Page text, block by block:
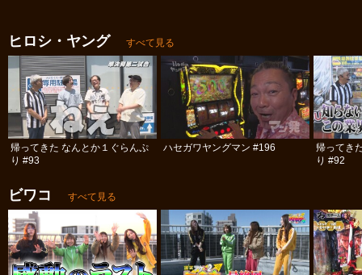
ヒロシ・ヤング すべて見る
帰ってきた なんとか１ぐらんぷ
り #93
ハセガワヤングマン #196
帰ってき
り #92
ビワコ すべて見る